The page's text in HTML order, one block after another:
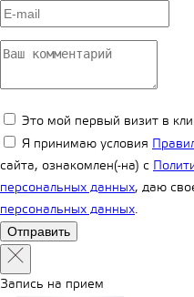
Это мой первый визит в
Я принимаю условия
сайта, ознакомлен(-на) с
персональных данных, даю
персональных данных.
Запись на прием